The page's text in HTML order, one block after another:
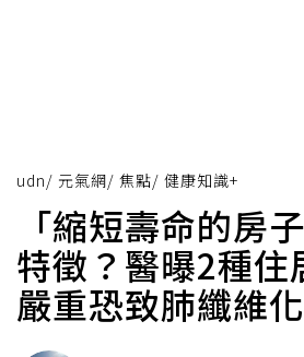
udn/ 元氣網/ 焦點/ 健康知識+
「縮短壽命的房
特徵？醫曝2種住
嚴重恐致肺纖維化